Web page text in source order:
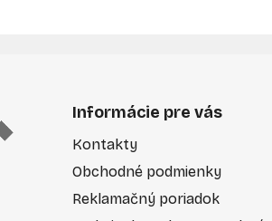
Informácie pre vás
Kontakty
Obchodné podmienky
Reklamačný poriadok